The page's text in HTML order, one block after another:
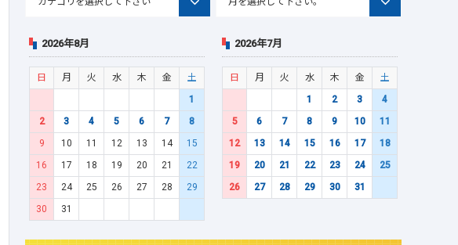
2026年8月
日 月 火 水 木 金
土
1
2
3 4 5 6 7
8
9
10 11 12 13 14
15
16
17 18 19 20 21
22
23
24 25 26 27 28
29
30
31
2026年7月
日 月 火 水 木 金
土
1
2 3
4
5
6 7 8 9 10
11
12
13 14 15 16 17
18
19
20 21 22 23 24
25
26
27 28 29 30 31